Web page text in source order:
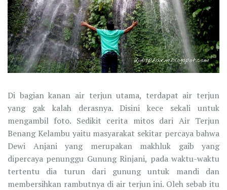
Di bagian kanan air terjun utama, terdapat air terjun
yang gak kalah derasnya. Disini kece sekali untuk
mengambil foto. Sedikit cerita mitos dari Air Terjun
Benang Kelambu yaitu masyarakat sekitar percaya bahwa
Dewi Anjani yang merupakan makhluk gaib yang
dipercaya penunggu Gunung Rinjani, pada waktu-waktu
tertentu dia turun dari gunung untuk mandi dan
membersihkan rambutnya di air terjun ini. Oleh sebab itu